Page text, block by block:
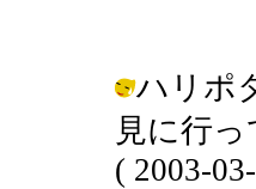
ハリポ
見に行
( 2003-